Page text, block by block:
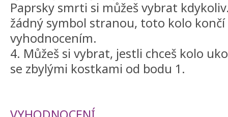
Paprsky smrti si můžeš vybrat
žádný symbol stranou, toto kolo končí
vyhodnocením.
4. Můžeš si vybrat, jestli chceš kolo
se zbylými kostkami od bodu 1.